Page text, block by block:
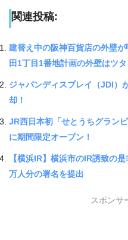
関連投稿:
建替え中の阪神百貨店の外壁
田1丁目1番地計画の外壁はツ
ジャパンディスプレイ（JDI）
却！
JR西日本初「せとうちグラン
に期間限定オープン！
【横浜IR】横浜市のIR誘致の
万人分の署名を提出
スポンサ